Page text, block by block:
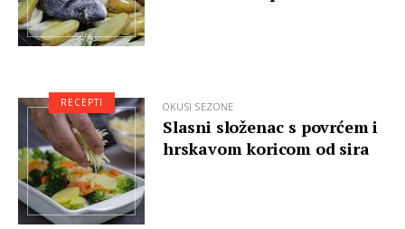
OKUSI SEZONE
Slasni složenac s povrćem i
hrskavom koricom od sira
RECEPTI